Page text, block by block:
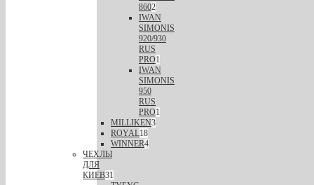
8602
IWAN
SIMONIS
920/930
RUS
PRO1
IWAN
SIMONIS
950
RUS
PRO1
MILLIKEN3
ROYAL18
WINNER4
ЧЕХЛЫ
ДЛЯ
КИЕВ31